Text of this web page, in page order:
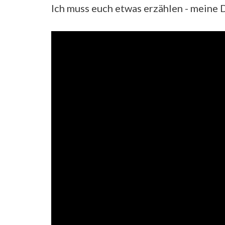
Ich muss euch etwas erzählen - meine